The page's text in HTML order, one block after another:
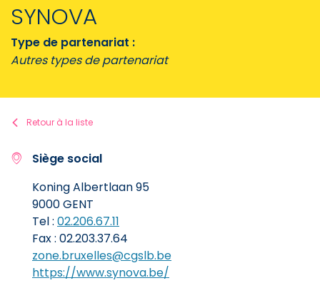
SYNOVA
Type de partenariat :
Autres types de partenariat
Retour à la liste
Siège social
Koning Albertlaan 95
9000 GENT
Tel : 02.206.67.11
Fax : 02.203.37.64
zone.bruxelles@cgslb.be
https://www.synova.be/